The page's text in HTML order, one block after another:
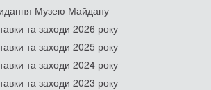
Музею Майдану
та заходи 2026 року
та заходи 2025 року
та заходи 2024 року
та заходи 2023 року